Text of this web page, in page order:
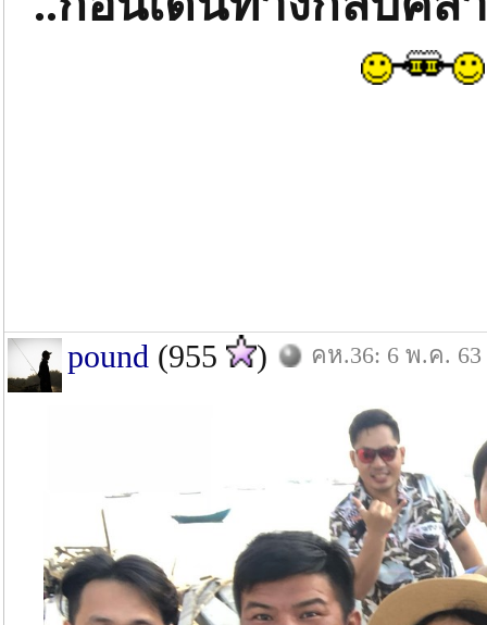
pound (955 ) คห.36: 6 พ.ค. 63